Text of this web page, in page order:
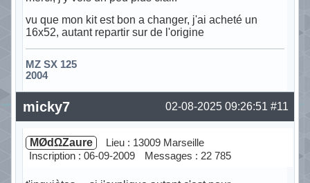
vu que mon kit est bon a changer, j'ai acheté un
16x52, autant repartir sur de l'origine
MZ SX 125
2004
Hors ligne #11
02-08-2025 09:26:51
micky7
MØdΩZaure
Lieu : 13009 Marseille
Inscription : 06-09-2009
Messages : 22 785